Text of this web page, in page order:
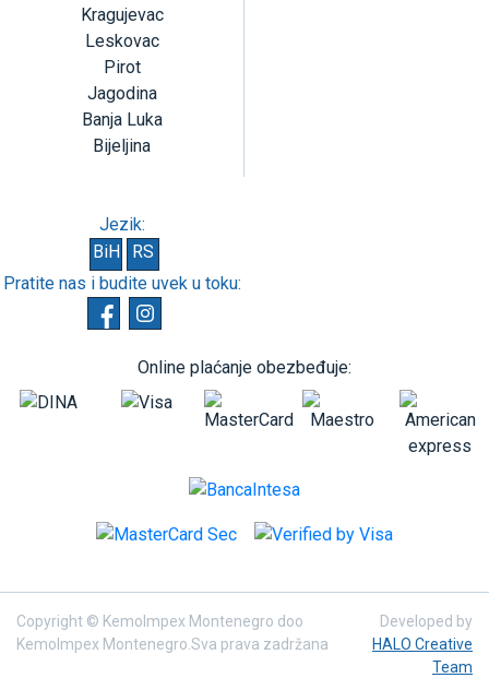
Kragujevac
Leskovac
Pirot
Jagodina
Banja Luka
Bijeljina
Jezik:
BiH
RS
Pratite nas i budite uvek u toku:
Online plaćanje obezbeđuje:
Copyright © KemoImpex Montenegro doo
KemoImpex Montenegro.Sva prava zadržana
Developed by
HALO Creative
Team